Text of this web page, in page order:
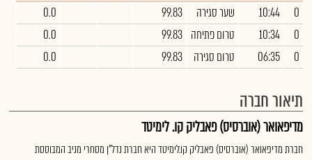
0
10:44 שער סגירה 99.83
0.0
0
10:34 טרום פתיחה 99.83
0.0
0
06:35 טרום סגירה 99.83
0.0
תיאור חברה
מדיפאואר (אוברסיס) פאבליק קו. לימיטד
חברת מדיפאואר (אוברסיס) פאבליק קו.לימיטד היא חברת נדל"ן מסחרי מניב המבוססת